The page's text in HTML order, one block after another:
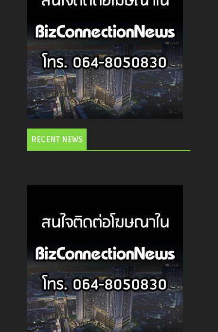
RECENT NEWS